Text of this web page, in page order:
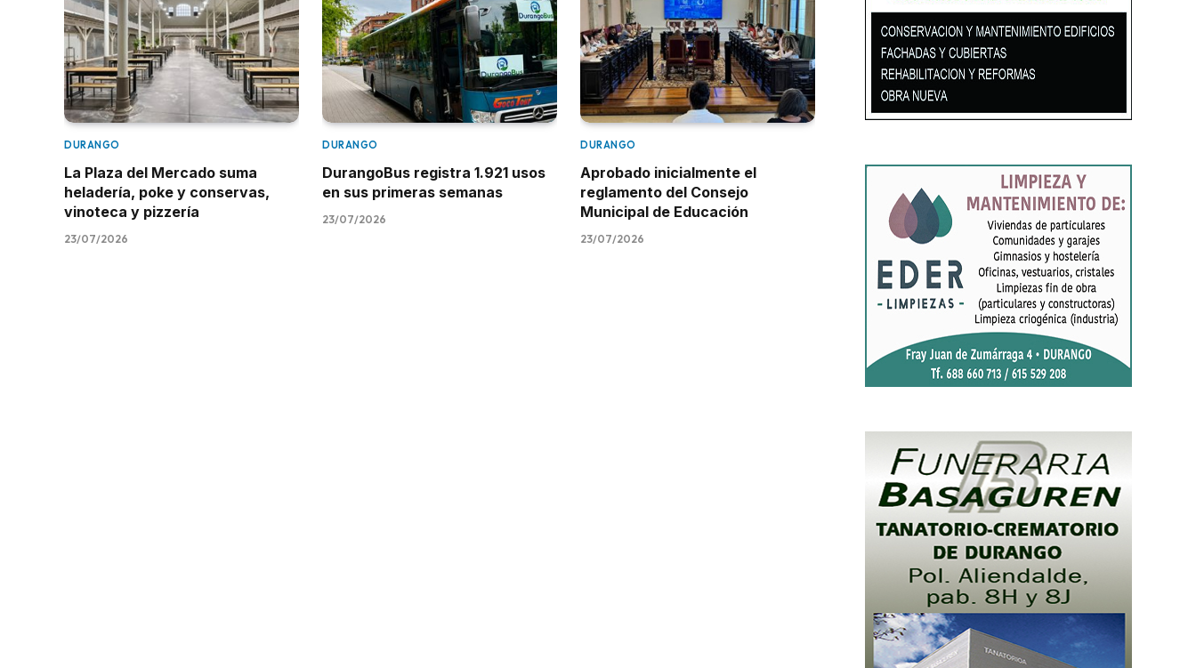
DURANGO
La Plaza del Mercado suma
heladería, poke y conservas,
vinoteca y pizzería
23/07/2026
DURANGO
DurangoBus registra 1.921 usos
en sus primeras semanas
23/07/2026
DURANGO
Aprobado inicialmente el
reglamento del Consejo
Municipal de Educación
23/07/2026